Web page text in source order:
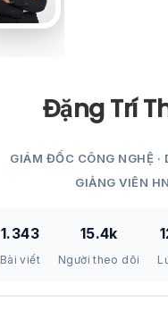
Đặng Trí
GIÁM ĐỐC CÔNG NGHỆ ·
GIẢNG VIÊN
1.343
Bài viết
15.4k
Người theo dõi